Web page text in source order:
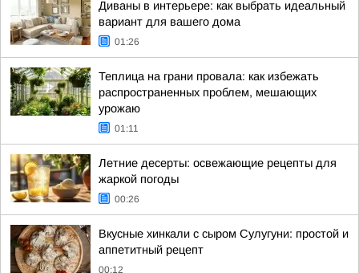
Диваны в интерьере: как выбрать идеальный
вариант для вашего дома
01:26
Теплица на грани провала: как избежать
распространенных проблем, мешающих
урожаю
01:11
Летние десерты: освежающие рецепты для
жаркой погоды
00:26
Вкусные хинкали с сыром Сулугуни: простой и
аппетитный рецепт
00:12